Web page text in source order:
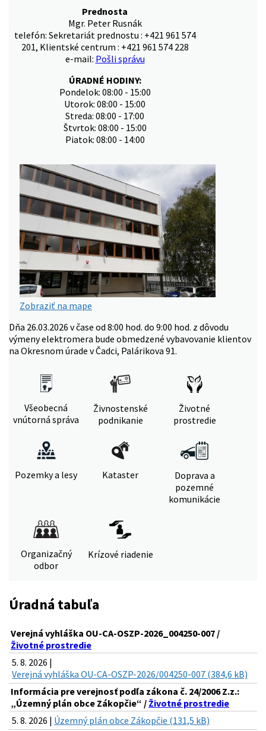
Prednosta
Mgr. Peter Rusnák
telefón: Sekretariát prednostu : +421 961 574
201, Klientské centrum : +421 961 574 228
e-mail: Pošli správu
ÚRADNÉ HODINY:
Pondelok: 08:00 - 15:00
Utorok: 08:00 - 15:00
Streda: 08:00 - 17:00
Štvrtok: 08:00 - 15:00
Piatok: 08:00 - 14:00
Zobraziť na mape
Dňa 26.03.2026 v čase od 8:00 hod. do 9:00 hod. z dôvodu
výmeny elektromera bude obmedzené vybavovanie klientov
na Okresnom úrade v Čadci, Palárikova 91.
Všeobecná
vnútorná správa
Živnostenské
podnikanie
Životné
prostredie
Pozemky a lesy Kataster
Doprava a
pozemné
komunikácie
Organizačný
odbor
Krízové riadenie
Úradná tabuľa
Verejná vyhláška OU-CA-OSZP-2026_004250-007 /
Životné prostredie
5. 8. 2026 |
Verejná vyhláška OU-CA-OSZP-2026/004250-007 (384,6 kB)
Informácia pre verejnosť podľa zákona č. 24/2006 Z.z.:
„Územný plán obce Zákopčie“ / Životné prostredie
5. 8. 2026 | Územný plán obce Zákopčie (131,5 kB)